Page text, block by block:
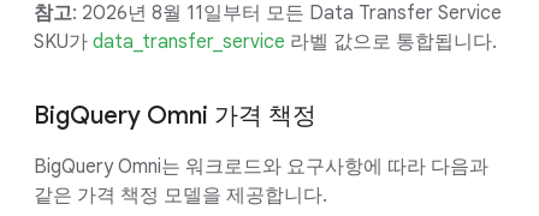
참고: 2026년 8월 11일부터 모든 Data Transfer Service
SKU가 data_transfer_service 라벨 값으로 통합됩니다.
BigQuery Omni 가격 책정
BigQuery Omni는 워크로드와 요구사항에 따라 다음과
같은 가격 책정 모델을 제공합니다.